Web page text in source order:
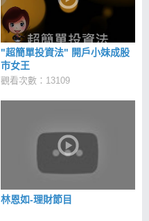
"超簡單投資法" 開戶小妹成股
市女王
觀看次數：13109
林恩如-理財節目